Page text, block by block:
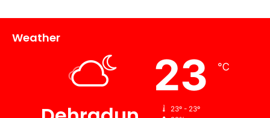
Weather
23 ℃
23º - 23º